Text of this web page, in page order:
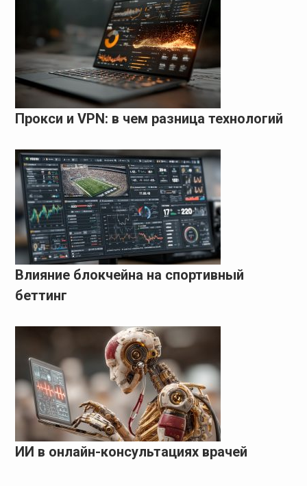
Прокси и VPN: в чем разница технологий
Влияние блокчейна на спортивный
беттинг
ИИ в онлайн-консультациях врачей